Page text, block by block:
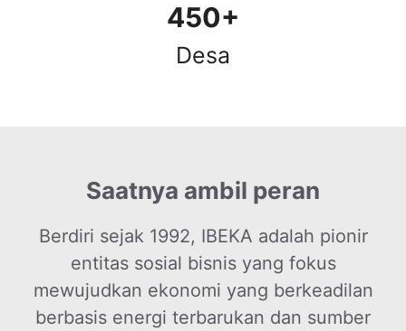
450+
Desa
Saatnya ambil peran
Berdiri sejak 1992, IBEKA adalah pionir
entitas sosial bisnis yang fokus
mewujudkan ekonomi yang berkeadilan
berbasis energi terbarukan dan sumber